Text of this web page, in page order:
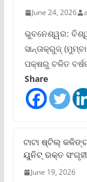
June 24, 2026
ଭୁବନେଶ୍ୱର:
ସାନ୍ତାକ୍ରୁଜ୍
ପକ୍ଷରୁ ଚଳିତ
Share
ଟାଟା ଷ୍ଟିଲ୍‌
ୟୁନିଟ୍‌ ରକ୍ତ
June 19, 2026